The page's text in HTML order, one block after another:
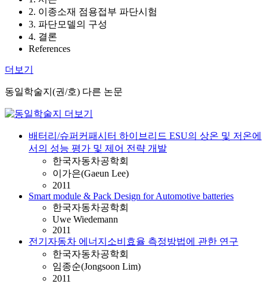
2. 이종소재 점용접부 파단시험
3. 파단모델의 구성
4. 결론
References
더보기
동일학술지(권/호) 다른 논문
배터리/슈퍼커패시터 하이브리드 ESU의 상온 및 저온에
서의 성능 평가 및 제어 전략 개발
한국자동차공학회
이가은(Gaeun Lee)
2011
Smart module & Pack Design for Automotive batteries
한국자동차공학회
Uwe Wiedemann
2011
전기자동차 에너지소비효율 측정방법에 관한 연구
한국자동차공학회
임종순(Jongsoon Lim)
2011